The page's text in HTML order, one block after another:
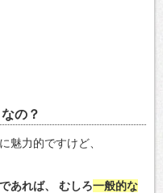
の？
魅力的ですけど、
あれば、 むしろ一般的な